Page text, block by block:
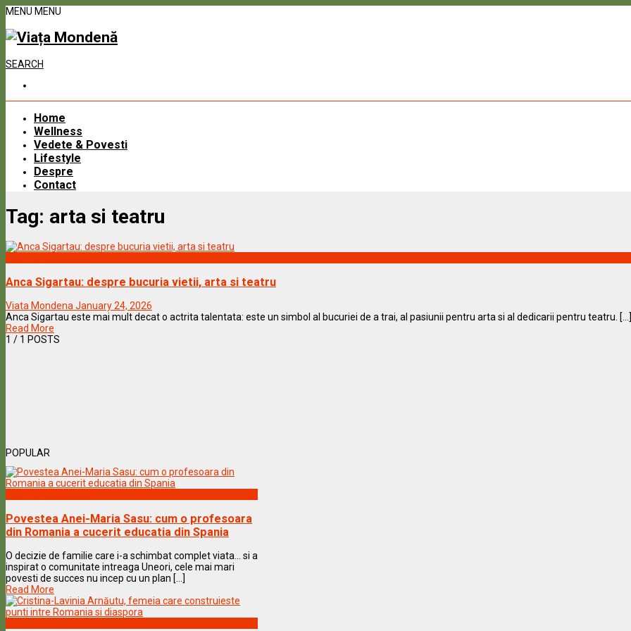
MENU MENU
SEARCH
Home
Wellness
Vedete & Povesti
Lifestyle
Despre
Contact
Tag: arta si teatru
Anca Sigartau: despre bucuria vietii, arta si teatru
Viata Mondena January 24, 2026
Anca Sigartau este mai mult decat o actrita talentata: este un simbol al bucuriei de a trai, al pasiunii pentru arta si al dedicarii pentru teatru. [...]
Read More
1 / 1 POSTS
POPULAR
Povestea Anei-Maria Sasu: cum o profesoara
din Romania a cucerit educatia din Spania
O decizie de familie care i-a schimbat complet viata… si a
inspirat o comunitate intreaga Uneori, cele mai mari
povesti de succes nu incep cu un plan [...]
Read More